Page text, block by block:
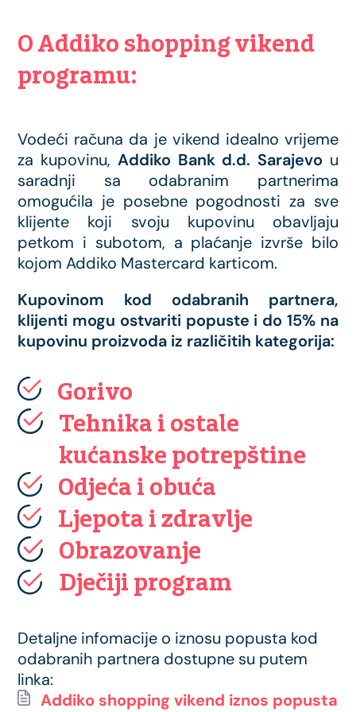
O Addiko shopping vikend
programu:
Vodeći računa da je vikend idealno vrijeme
za kupovinu, Addiko Bank d.d. Sarajevo u
saradnji sa odabranim partnerima
omogućila je posebne pogodnosti za sve
klijente koji svoju kupovinu obavljaju
petkom i subotom, a plaćanje izvrše bilo
kojom Addiko Mastercard karticom.
Kupovinom kod odabranih partnera,
klijenti mogu ostvariti popuste i do 15% na
kupovinu proizvoda iz različitih kategorija:
Gorivo
Tehnika i ostale
kućanske potrepštine
Odjeća i obuća
Ljepota i zdravlje
Obrazovanje
Dječiji program
Detaljne infomacije o iznosu popusta kod
odabranih partnera dostupne su putem
linka:
Addiko shopping vikend iznos popusta